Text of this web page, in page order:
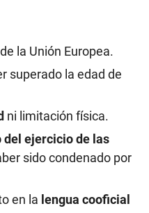
la Unión Europea.
superado la edad de
ni limitación física.
del ejercicio de las
sido condenado por
en la lengua cooficial